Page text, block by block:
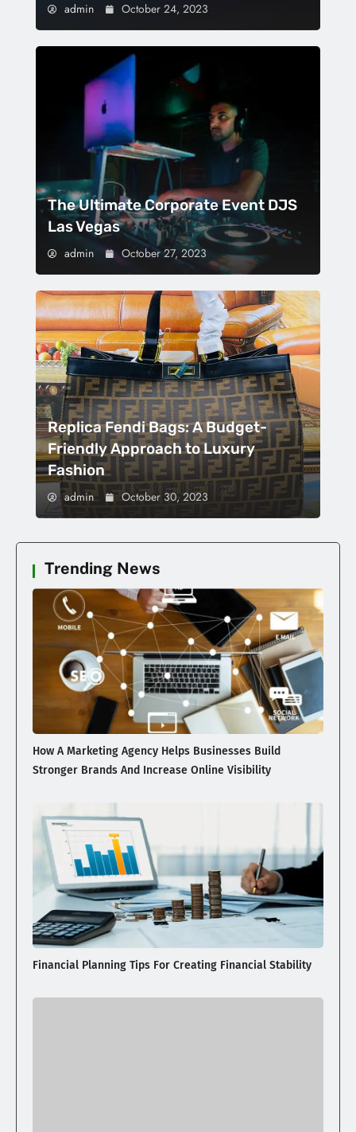
admin October 24, 2023
The Ultimate Corporate Event DJS
Las Vegas
admin October 27, 2023
Replica Fendi Bags: A Budget-
Friendly Approach to Luxury
Fashion
admin October 30, 2023
Trending News
How A Marketing Agency Helps Businesses Build
Stronger Brands And Increase Online Visibility
Financial Planning Tips For Creating Financial Stability